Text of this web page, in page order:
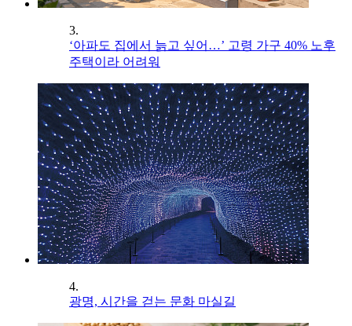
3.
‘아파도 집에서 늙고 싶어…’ 고령 가구 40% 노후
주택이라 어려워
4.
광명, 시간을 걷는 문화 마실길